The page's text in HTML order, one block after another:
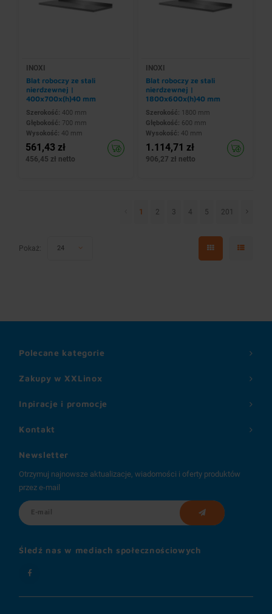
INOXI
Blat roboczy ze stali
nierdzewnej |
400x700x(h)40 mm
Szerokość: 400 mm
Głębokość: 700 mm
Wysokość: 40 mm
561,43 zł
456,45 zł netto
INOXI
Blat roboczy ze stali
nierdzewnej |
1800x600x(h)40 mm
Szerokość: 1800 mm
Głębokość: 600 mm
Wysokość: 40 mm
1.114,71 zł
906,27 zł netto
1 2 3 4 5 201
Pokaż: 24
Zakupy w XXLinox
Inpiracje i promocje
Polecane kategorie
Kontakt
Newsletter
Otrzymuj najnowsze aktualizacje, wiadomości i oferty produktów
przez e-mail
Śledź nas w mediach społecznościowych